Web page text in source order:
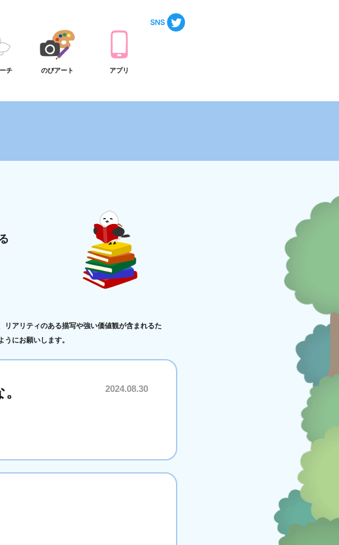
チ のびアート アプリ
アリティのある描写や強い価値観が含まれるた
にお願いします。
2024.08.30